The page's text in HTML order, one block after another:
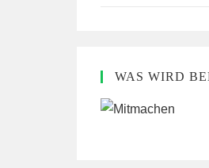
WAS WIRD